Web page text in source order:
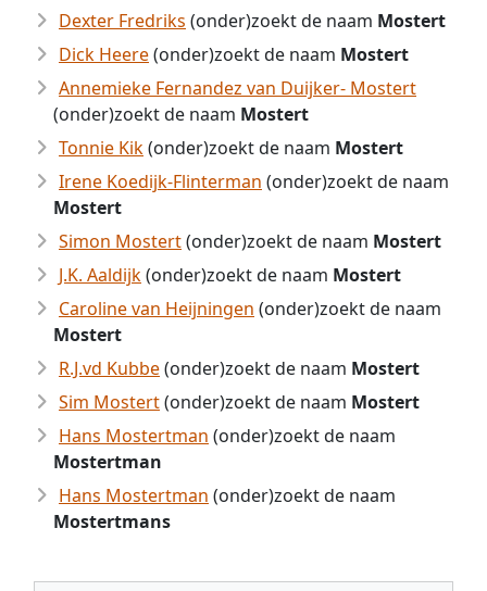
Dexter Fredriks (onder)zoekt de naam Mostert
Dick Heere(onder)zoekt de naam Mostert
Annemieke Fernandez van Duijker- Mostert
(onder)zoekt de naam Mostert
Tonnie Kik(onder)zoekt de naam Mostert
Irene Koedijk-Flinterman (onder)zoekt de naam
Mostert
Simon Mostert(onder)zoekt de naam Mostert
J.K. Aaldijk(onder)zoekt de naam Mostert
Caroline van Heijningen (onder)zoekt de naam
Mostert
R.J.vd Kubbe(onder)zoekt de naam Mostert
Sim Mostert(onder)zoekt de naam Mostert
Hans Mostertman (onder)zoekt de naam
Mostertman
Hans Mostertman (onder)zoekt de naam
Mostertmans